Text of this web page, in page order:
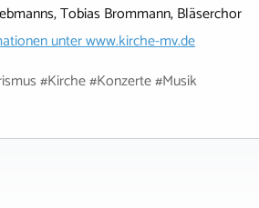
Tobias Brommann, Bläserchor
unterwww.kirche-mv.de
#Kirche #Konzerte #Musik